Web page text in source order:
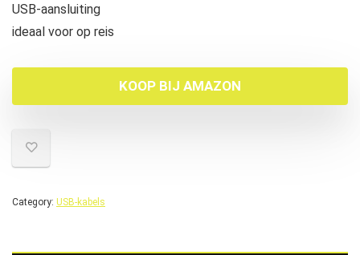
USB-aansluiting
ideaal voor op reis
KOOP BIJ AMAZON
Category: USB-kabels